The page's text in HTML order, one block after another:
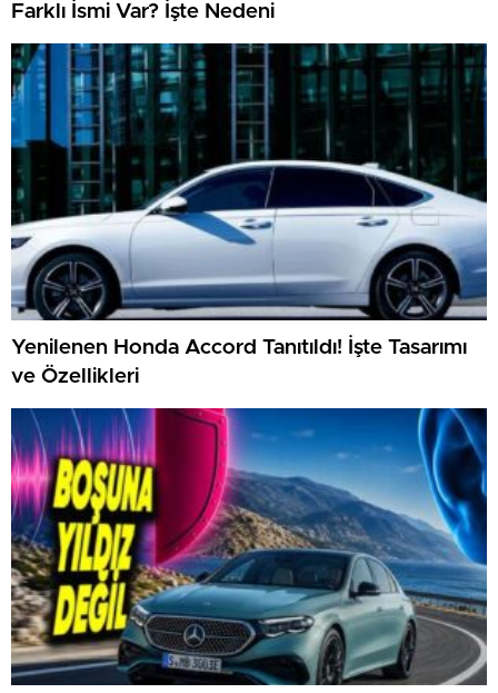
Farklı İsmi Var? İşte Nedeni
Yenilenen Honda Accord Tanıtıldı! İşte Tasarımı
ve Özellikleri